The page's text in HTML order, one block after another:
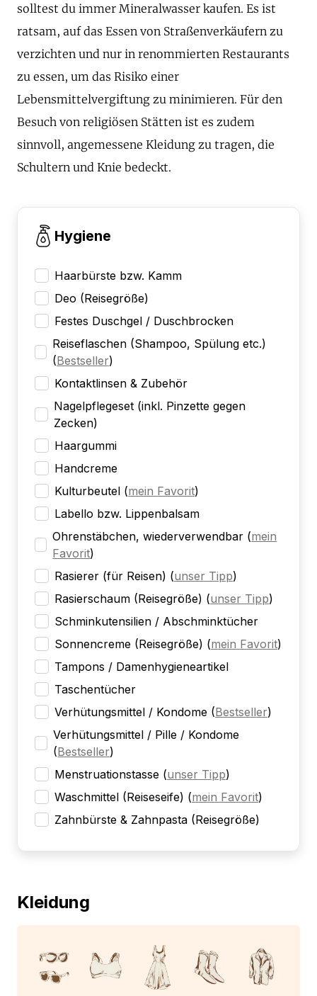
solltest du immer Mineralwasser kaufen. Es ist
ratsam, auf das Essen von Straßenverkäufern zu
verzichten und nur in renommierten Restaurants
zu essen, um das Risiko einer
Lebensmittelvergiftung zu minimieren. Für den
Besuch von religiösen Stätten ist es zudem
sinnvoll, angemessene Kleidung zu tragen, die
Schultern und Knie bedeckt.
Hygiene
Haarbürste bzw. Kamm
Deo (Reisegröße)
Festes Duschgel / Duschbrocken
Reiseflaschen (Shampoo, Spülung etc.)
(Bestseller)
Kontaktlinsen & Zubehör
Nagelpflegeset (inkl. Pinzette gegen
Zecken)
Haargummi
Handcreme
Kulturbeutel (mein Favorit)
Labello bzw. Lippenbalsam
Ohrenstäbchen, wiederverwendbar (mein
Favorit)
Rasierer (für Reisen) (unser Tipp)
Rasierschaum (Reisegröße) (unser Tipp)
Schminkutensilien / Abschminktücher
Sonnencreme (Reisegröße) (mein Favorit)
Tampons / Damenhygieneartikel
Taschentücher
Verhütungsmittel / Kondome (Bestseller)
Verhütungsmittel / Pille / Kondome
(Bestseller)
Menstruationstasse (unser Tipp)
Waschmittel (Reiseseife) (mein Favorit)
Zahnbürste & Zahnpasta (Reisegröße)
Kleidung